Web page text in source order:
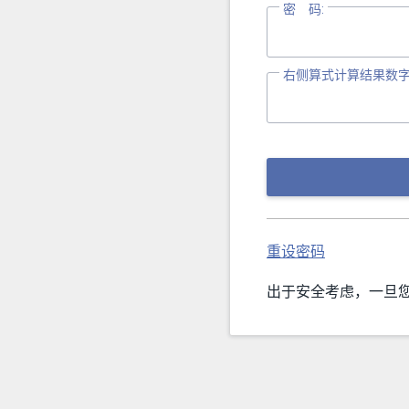
密 码:
右侧算式计算结果数
重设密码
出于安全考虑，一旦